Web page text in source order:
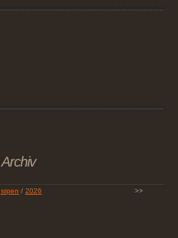
Archiv
srpen / 2026 >>